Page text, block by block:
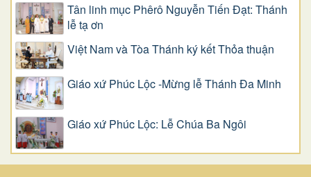
Tân linh mục Phêrô Nguyễn Tiến Đạt: Thánh
lễ tạ ơn
Việt Nam và Tòa Thánh ký kết Thỏa thuận
Giáo xứ Phúc Lộc -Mừng lễ Thánh Đa Minh
Giáo xứ Phúc Lộc: Lễ Chúa Ba Ngôi